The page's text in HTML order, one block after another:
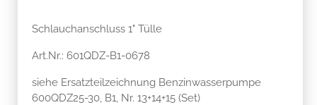
Schlauchanschluss 1" Tülle
Art.Nr.: 601QDZ-B1-0678
siehe Ersatzteilzeichnung Benzinwasserpumpe
600QDZ25-30, B1, Nr. 13+14+15 (Set)